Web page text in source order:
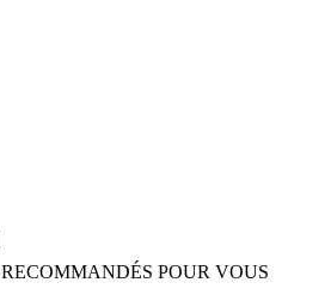
RECOMMANDÉS POUR VOUS